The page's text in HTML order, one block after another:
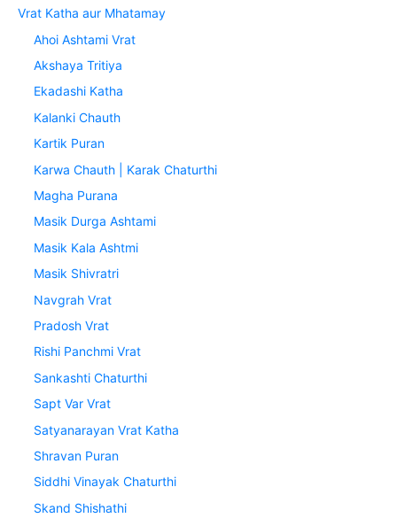
Vrat Katha aur Mhatamay
Ahoi Ashtami Vrat
Akshaya Tritiya
Ekadashi Katha
Kalanki Chauth
Kartik Puran
Karwa Chauth | Karak Chaturthi
Magha Purana
Masik Durga Ashtami
Masik Kala Ashtmi
Masik Shivratri
Navgrah Vrat
Pradosh Vrat
Rishi Panchmi Vrat
Sankashti Chaturthi
Sapt Var Vrat
Satyanarayan Vrat Katha
Shravan Puran
Siddhi Vinayak Chaturthi
Skand Shishathi